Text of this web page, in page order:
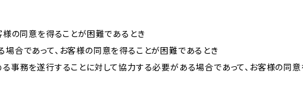
様の同意を得ることが困難であるとき
合であって、お客様の同意を得ることが困難であるとき
事務を遂行することに対して協力する必要がある場合であって、お客様の同